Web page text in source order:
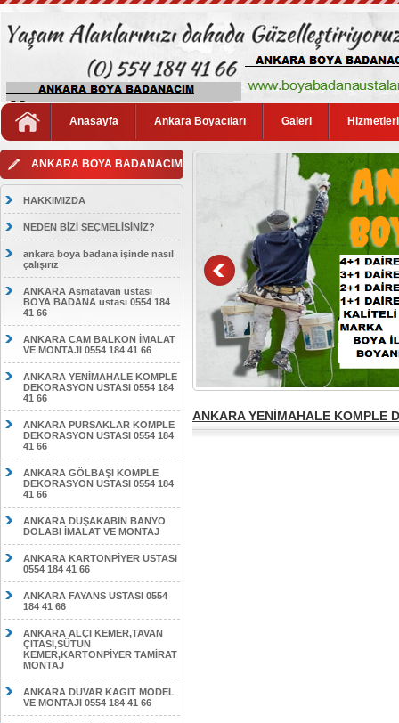
Anasayfa Ankara Boyacıları Galeri
ANKARA BOYA BADANACIM
HAKKIMIZDA
NEDEN BİZİ SEÇMELİSİNİZ?
ankara boya badana işinde nasıl
çalışırız
ANKARA Asmatavan ustası
BOYA BADANA ustası 0554 184
41 66
ANKARA CAM BALKON İMALAT
VE MONTAJI 0554 184 41 66
ANKARA YENİMAHALE KOMPLE
DEKORASYON USTASI 0554 184
41 66
ANKARA PURSAKLAR KOMPLE
DEKORASYON USTASI 0554 184
41 66
ANKARA GÖLBAŞI KOMPLE
DEKORASYON USTASI 0554 184
41 66
ANKARA DUŞAKABİN BANYO
DOLABI İMALAT VE MONTAJ
ANKARA KARTONPİYER USTASI
0554 184 41 66
ANKARA FAYANS USTASI 0554
184 41 66
ANKARA ALÇI KEMER,TAVAN
ÇITASI,SÜTUN
KEMER,KARTONPİYER TAMİRAT
MONTAJ
ANKARA DUVAR KAGIT MODEL
VE MONTAJI 0554 184 41 66
ANKARA YENİMAHALE KOMPLE